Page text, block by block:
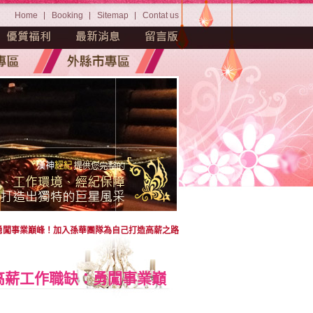
Home Booking Sitemap Contat us
事業巔峰！加入孫華團隊為自己打造高薪之路
薪工作職缺：勇闖事業巔